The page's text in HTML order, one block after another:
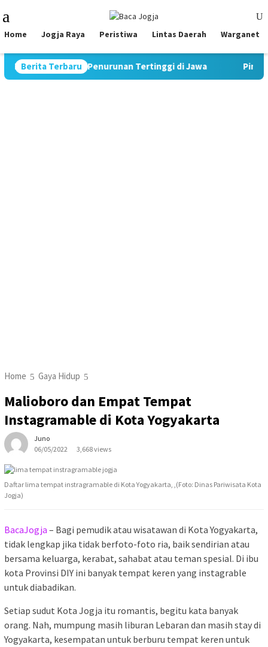
to
content
Menu
Home Jogja Raya Peristiwa Lintas Daerah Warganet
Berita Terbaru
Rekor Penurunan Tertinggi di Jawa Pimpin Strategi
Home Gaya Hidup
Malioboro dan Empat Tempat
Instagramable di Kota Yogyakarta
Juno
06/05/2022
3,668 views
Daftar lima tempat instragramable di Kota Yogyakarta, ,(Foto: Dinas Pariwisata Kota
Jogja)
BacaJogja – Bagi pemudik atau wisatawan di Kota Yogyakarta,
tidak lengkap jika tidak berfoto-foto ria, baik sendirian atau
bersama keluarga, kerabat, sahabat atau teman spesial. Di ibu
kota Provinsi DIY ini banyak tempat keren yang instagrable
untuk diabadikan.
Setiap sudut Kota Jogja itu romantis, begitu kata banyak
orang. Nah, mumpung masih liburan Lebaran dan masih stay di
Yogyakarta, kesempatan untuk berburu tempat keren untuk